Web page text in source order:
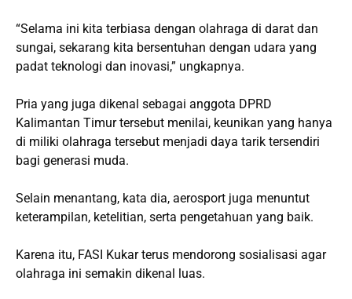
“Selama ini kita terbiasa dengan olahraga di darat dan
sungai, sekarang kita bersentuhan dengan udara yang
padat teknologi dan inovasi,” ungkapnya.
Pria yang juga dikenal sebagai anggota DPRD
Kalimantan Timur tersebut menilai, keunikan yang hanya
di miliki olahraga tersebut menjadi daya tarik tersendiri
bagi generasi muda.
Selain menantang, kata dia, aerosport juga menuntut
keterampilan, ketelitian, serta pengetahuan yang baik.
Karena itu, FASI Kukar terus mendorong sosialisasi agar
olahraga ini semakin dikenal luas.